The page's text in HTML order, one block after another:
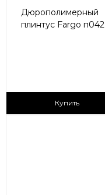
Дюрополимерный
плинтус Fargo п042
Купить